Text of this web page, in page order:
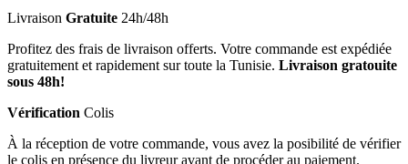
Livraison Gratuite 24h/48h
Profitez des frais de livraison offerts. Votre commande est expédiée
gratuitement et rapidement sur toute la Tunisie. Livraison gratouite
sous 48h!
Vérification Colis
À la réception de votre commande, vous avez la posibilité de vérifier
le colis en présence du livreur avant de procéder au paiement.